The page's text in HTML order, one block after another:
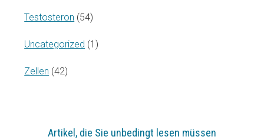
Testosteron (54)
Uncategorized (1)
Zellen (42)
Artikel, die Sie unbedingt lesen müssen